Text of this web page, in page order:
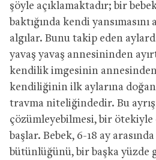
şöyle açıklamaktadır; bir
baktığında kendi
algılar. Bunu takip eden
yavaş yavaş annesininden
kendilik imgesinin annesinden
kendiliğinin ilk aylarına
travma niteliğindedir. Bu
çözümleyebilmesi, bir ötekiyle
başlar. Bebek, 6-18 ay
bütünlüğünü, bir başka yüzde